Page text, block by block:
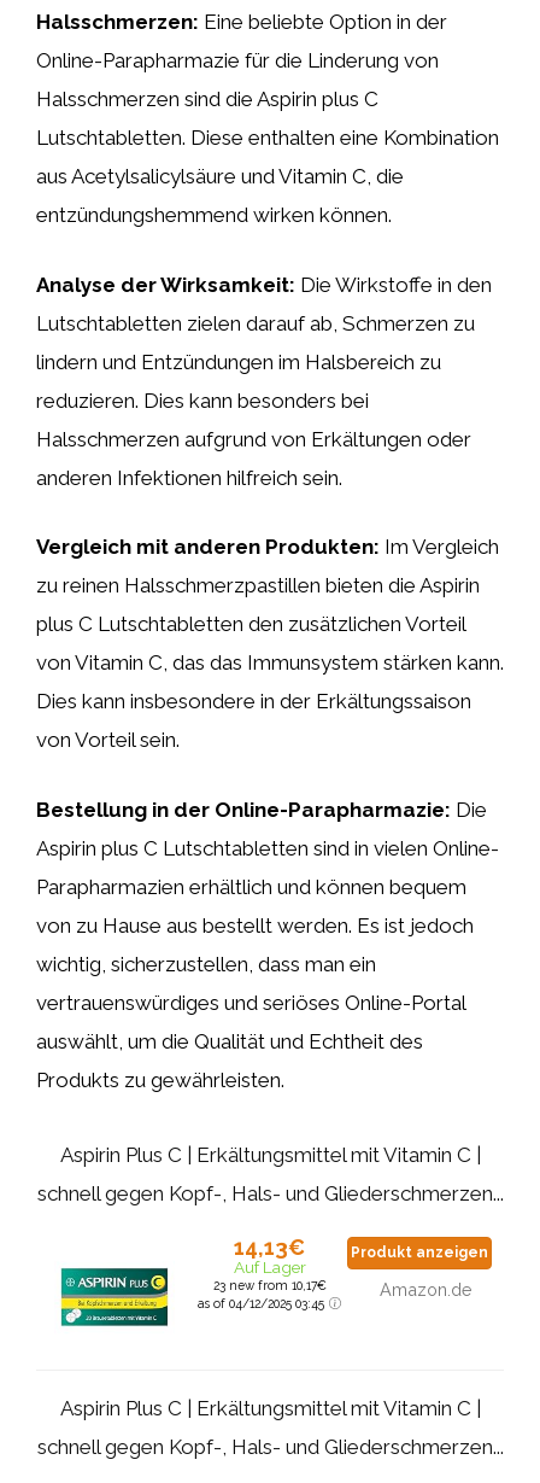
Halsschmerzen: Eine beliebte Option in der
Online-Parapharmazie für die Linderung von
Halsschmerzen sind die Aspirin plus C
Lutschtabletten. Diese enthalten eine Kombination
aus Acetylsalicylsäure und Vitamin C, die
entzündungshemmend wirken können.
Analyse der Wirksamkeit: Die Wirkstoffe in den
Lutschtabletten zielen darauf ab, Schmerzen zu
lindern und Entzündungen im Halsbereich zu
reduzieren. Dies kann besonders bei
Halsschmerzen aufgrund von Erkältungen oder
anderen Infektionen hilfreich sein.
Vergleich mit anderen Produkten: Im Vergleich
zu reinen Halsschmerzpastillen bieten die Aspirin
plus C Lutschtabletten den zusätzlichen Vorteil
von Vitamin C, das das Immunsystem stärken kann.
Dies kann insbesondere in der Erkältungssaison
von Vorteil sein.
Bestellung in der Online-Parapharmazie: Die
Aspirin plus C Lutschtabletten sind in vielen Online-
Parapharmazien erhältlich und können bequem
von zu Hause aus bestellt werden. Es ist jedoch
wichtig, sicherzustellen, dass man ein
vertrauenswürdiges und seriöses Online-Portal
auswählt, um die Qualität und Echtheit des
Produkts zu gewährleisten.
Aspirin Plus C | Erkältungsmittel mit Vitamin C |
schnell gegen Kopf-, Hals- und Gliederschmerzen...
14,13€
Auf Lager
23 new from 10,17€
as of 04/12/2025 03:45
Produkt anzeigen
Amazon.de
Aspirin Plus C | Erkältungsmittel mit Vitamin C |
schnell gegen Kopf-, Hals- und Gliederschmerzen...